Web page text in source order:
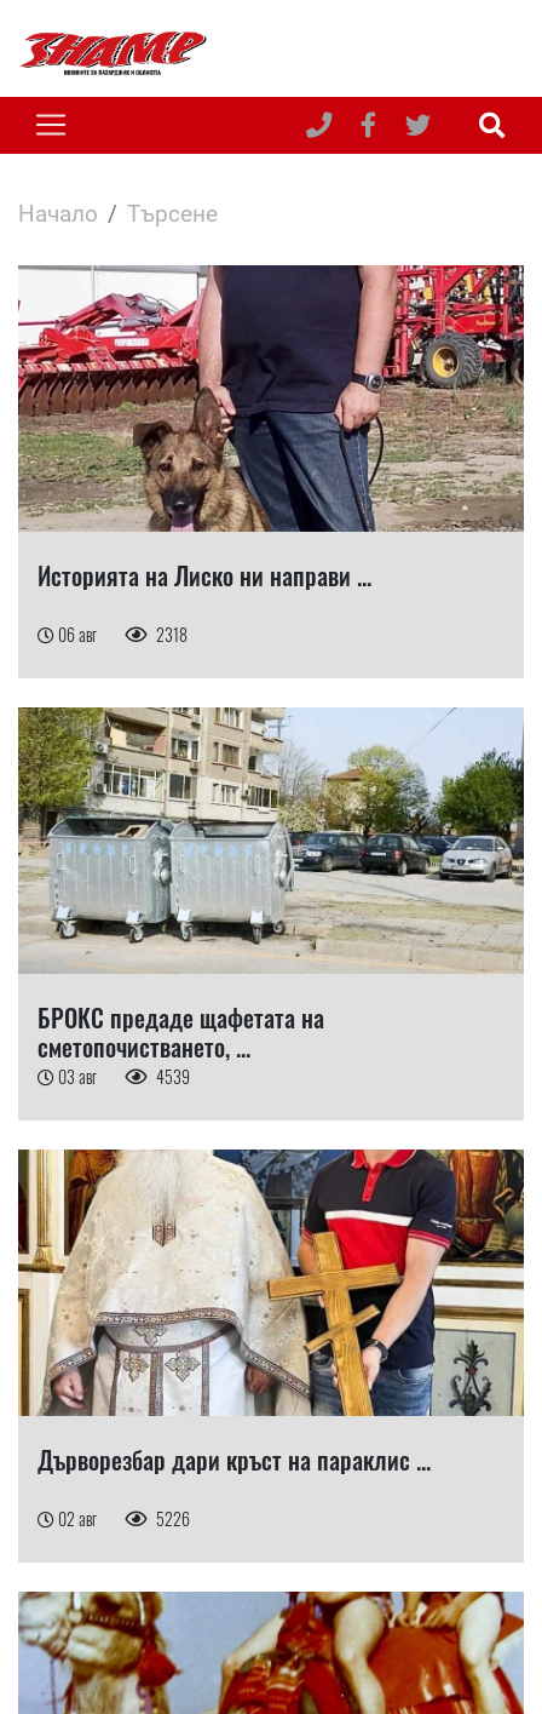
Начало Търсене
Историята на Лиско ни направи ...
06 авг 2318
БРОКС предаде щафетата на
сметопочистването, ...
03 авг 4539
Дърворезбар дари кръст на параклис ...
02 авг 5226